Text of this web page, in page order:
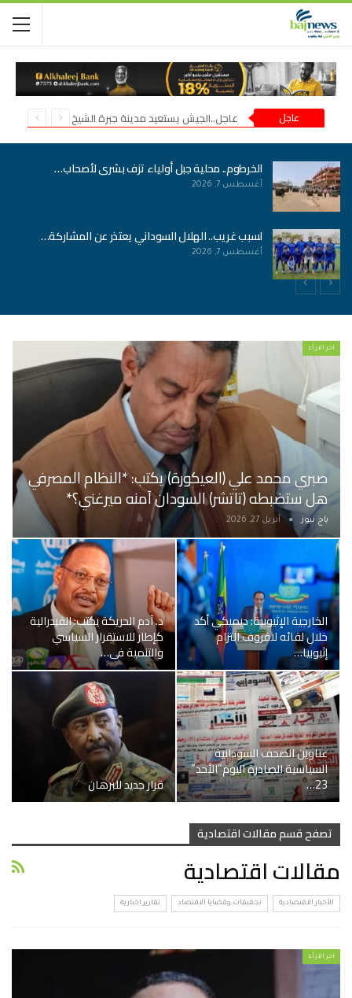
عاجل عاجل..الجيش يستعيد مدينة جبرة الشيخ في شمال كردفان
الخرطوم.. محلية جبل أولياء تزف بشرى لأصحاب…
أغسطس 7, 2026
لسبب غريب.. الهلال السوداني يعتذر عن المشاركة…
أغسطس 7, 2026
اخر الارأء
صبري محمد علي (العيكورة) يكتب: *النظام المصرفي
هل ستضبطه (تاتشر) السودان آمنه ميرغني؟*
باج نيوز أبريل 27, 2026
الخارجية الإثيوبية: ديميكي أكد
خلال لقائه لافروف التزام
إثيوبيا…
د. آدم الحريكة يكتب: الفيدرالية
كإطار للاستقرار السياسي
والتنمية في…
عناوين الصحف السودانية
السياسية الصادرة اليوم”الأحد”
23… قرار جديد للبرهان
تصفح قسم مقالات اقتصادية
مقالات اقتصادية
الأخبار الاقتصادية تحقيقات وقضايا الاقتصاد تقارير اخبارية
اخر الارأء